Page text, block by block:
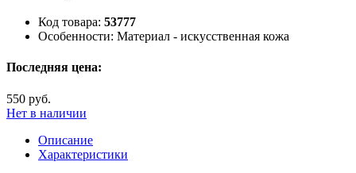
Код товара: 53777
Особенности: Материал - искусственная кожа
Последняя цена:
550 руб.
Нет в наличии
Описание
Характеристики